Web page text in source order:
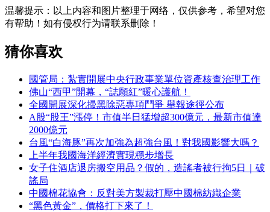
温馨提示： 以上内容和图片整理于网络，仅供参考，希望对您
有帮助！如有侵权行为请联系删除！
猜你喜欢
國管局：紮實開展中央行政事業單位資產核查治理工作
佛山“西甲”開幕，“誌願紅”暖心護航！
全國開展深化掃黑除惡專項鬥爭 舉報途徑公布
A股“股王”漲停！市值半日猛增超300億元，最新市值達
2000億元
台風“白海豚”再次加強為超強台風！對我國影響大嗎？
上半年我國海洋經濟實現穩步增長
女子住酒店退房搬空用品？假的，造謠者被行拘5日｜破
謠局
中國棉花協會：反對美方製裁打壓中國棉紡織企業
“黑色黃金”，價格打下來了！